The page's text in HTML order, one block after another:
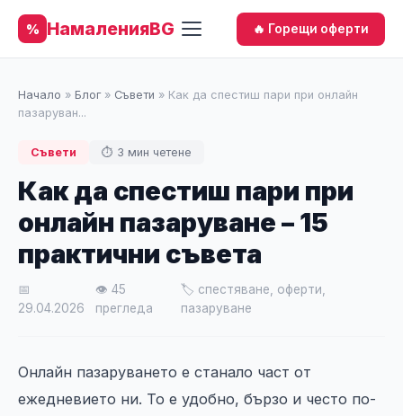
% НамаленияBG 🔥 Горещи оферти
Начало » Блог» Съвети » Как да спестиш пари при онлайн
пазаруван...
Съвети ⏱ 3 мин четене
Как да спестиш пари при
онлайн пазаруване – 15
практични съвета
📅
29.04.2026
👁 45
прегледа
🏷 спестяване, оферти,
пазаруване
Онлайн пазаруването е станало част от
ежедневието ни. То е удобно, бързо и често по-